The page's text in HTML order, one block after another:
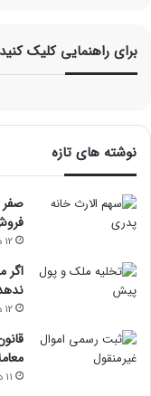
برای راهنمایی کلیک کنید
نوشته های تازه
12 دی 1404
اگر
12 دی 1404
11 دی 1404